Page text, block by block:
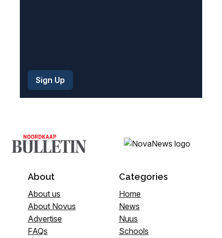
About
About us
About Novus
Advertise
FAQs
Categories
Home
News
Nuus
Schools